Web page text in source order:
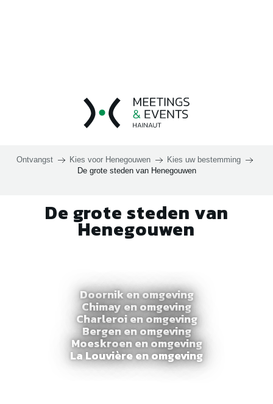
Ontvangst Kies voor Henegouwen
Kies uw bestemming
De grote steden van Henegouwen
De grote steden van
Henegouwen
Doornik en omgeving
Chimay en omgeving
Charleroi en omgeving
Bergen en omgeving
Moeskroen en omgeving
La Louvière en omgeving